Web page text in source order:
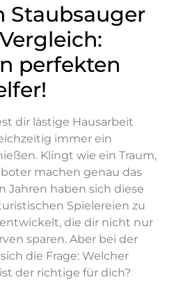
Staubsauger
perfekten
dir lästige Hausarbeit
immer ein
Klingt wie ein Traum,
machen genau das
Jahren haben sich diese
Spielereien zu
die dir nicht nur
sparen. Aber bei der
die Frage: Welcher
der richtige für dich?